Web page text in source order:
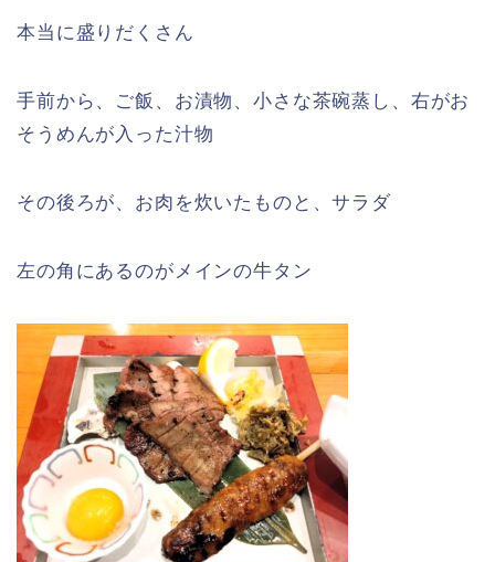
本当に盛りだくさん
手前から、ご飯、お漬物、小さな茶碗蒸し、右がお
そうめんが入った汁物
その後ろが、お肉を炊いたものと、サラダ
左の角にあるのがメインの牛タン